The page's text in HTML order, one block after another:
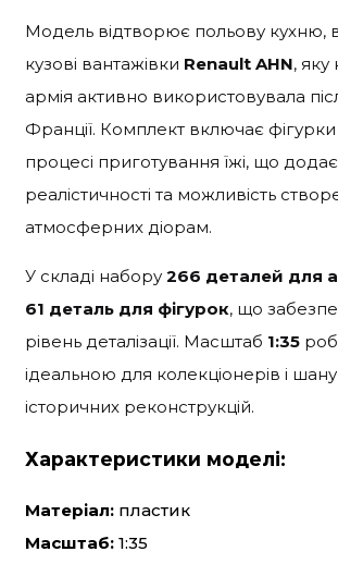
Модель відтворює польову кухню,
кузові вантажівки Renault AHN, яку
армія активно використовувала
Франції. Комплект включає фігурки
процесі приготування їжі, що додає
реалістичності та можливість
атмосферних діорам.
У складі набору 266 деталей для
61 деталь для фігурок, що
рівень деталізації. Масштаб 1:35
ідеальною для колекціонерів і
історичних реконструкцій.
Характеристики моделі:
Матеріал: пластик
Масштаб: 1:35